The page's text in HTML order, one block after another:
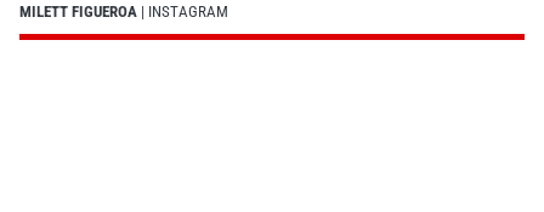
MILETT FIGUEROA | INSTAGRAM